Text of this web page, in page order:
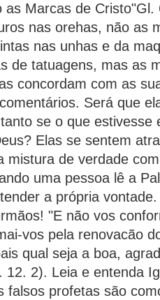
as Marcas de
nas orehas, não as
nas unhas e da
de tatuagens, mas as
concordam com as
Será que
se o que estivesse
Elas se sentem
mistura de verdade
uma pessoa lê a
a própria
"E não vos
vos pela renovacão
qual seja a boa,
12. 2). Leia e entenda
falsos profetas são